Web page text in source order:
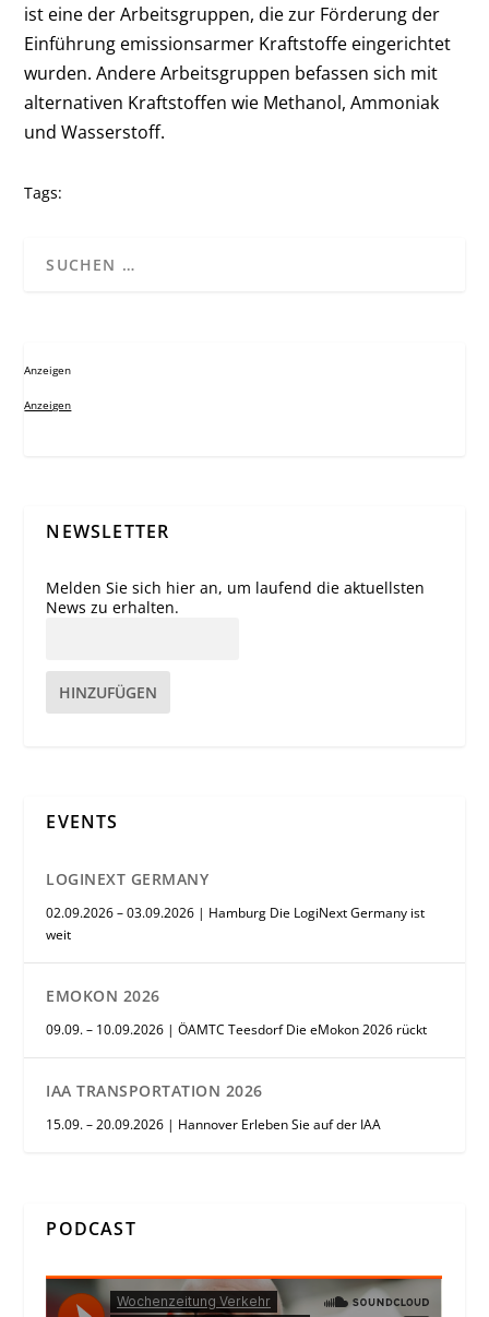
ist eine der Arbeitsgruppen, die zur Förderung der
Einführung emissionsarmer Kraftstoffe eingerichtet
wurden. Andere Arbeitsgruppen befassen sich mit
alternativen Kraftstoffen wie Methanol, Ammoniak
und Wasserstoff.
Tags:
Anzeigen
Anzeigen
NEWSLETTER
Melden Sie sich hier an, um laufend die aktuellsten
News zu erhalten.
HINZUFÜGEN
EVENTS
LOGINEXT GERMANY
02.09.2026 – 03.09.2026 | Hamburg Die LogiNext Germany ist
weit
EMOKON 2026
09.09. – 10.09.2026 | ÖAMTC Teesdorf Die eMokon 2026 rückt
IAA TRANSPORTATION 2026
15.09. – 20.09.2026 | Hannover Erleben Sie auf der IAA
PODCAST